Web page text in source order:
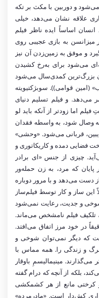
و دوربین با مکث بر تکه
علاقه نشان می‌دهد، خیلی
اساساً ایده ناظر فیلم
به بازی عجیبی روی
و موفق به زمین‌زدن آن نیز
می‌شود برای به‌رخ کشیدن
بزرگ‌ترین کمدی‌سال می‌شود
قوامی)). سوبژکتیویته
می‌دهد. و فیلم تسلیم دنیای
اما زودتر از آنکه باید لو
وصال شود، به واسطه فقدان
قربانی می‌شود. «وحشی»
فضایی دمده‌ و کاریکاتوری و
چیزی از جنس «ای‌ برادر
پایان که مرد، به زن حمله‌ور
دست می‌دهد و با مرور دوباره
این ساز و کار توسط فیلم‌ساز
شوخی و جدیت، رعایت نمی‌شود
تلکیف فیلم نامشخص می‌ماند.
در خود مرز اتفاق می‌‌افتد.
که دیگر نمی‌توان شوخی و
و زندگی را. همه مماس با
مینیمالیسمِ باوقار
بلکه از آنچه که درام گفته
کرختی مانع از هر کشمکشی
کش‌دار است. «مادرمرده»